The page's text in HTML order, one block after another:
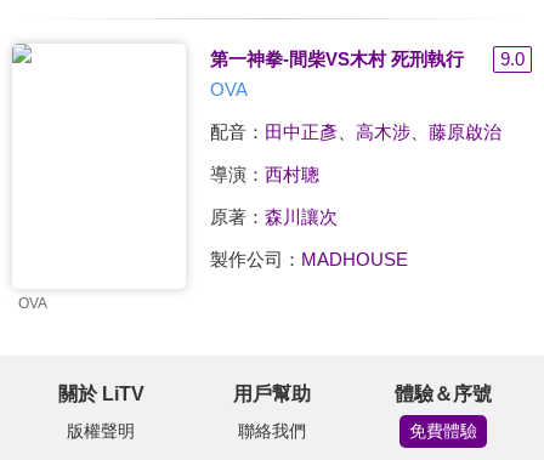
OVA
第一神拳-間柴VS木村 死刑執行
9.0
OVA
配音： 田中正彥、 高木涉、 藤原啟治
導演： 西村聰
原著： 森川讓次
製作公司： MADHOUSE
關於 LiTV
版權聲明
用戶幫助
聯絡我們
體驗＆序號
免費體驗